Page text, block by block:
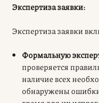
Экспертиза заявки:
Экспертиза заявки
Формальную
проверяется
наличие всех
обнаружены